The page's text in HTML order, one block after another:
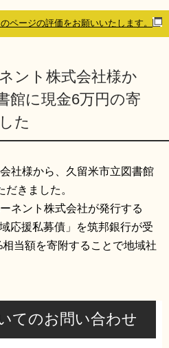
ページの評価をお願いいたします。
ント株式会社様か
館に現金6万円の寄
た
社様から、久留米市立図書館
きました。
ネント株式会社が発行する
応援私募債」を筑邦銀行が受
当額を寄附することで地域社
てのお問い合わせ